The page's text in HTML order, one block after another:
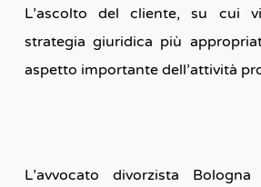
L’ascolto del cliente, su cui
strategia giuridica più
aspetto importante dell’attività
L’avvocato divorzista